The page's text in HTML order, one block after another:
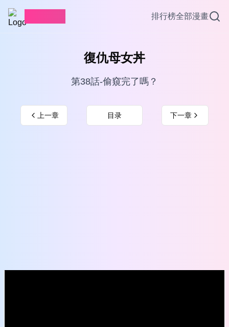
排行榜全部漫畫
復仇母女丼
第38話-偷窺完了嗎？
上一章 目录 下一章